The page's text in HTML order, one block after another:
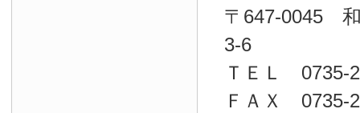
〒647-0045
3-6
ＴＥＬ 0735-
ＦＡＸ 0735-